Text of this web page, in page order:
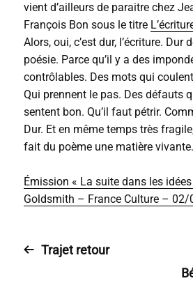
vient d’ailleurs de paraitre chez
François Bon sous le titre
Alors, oui, c’est dur, l’écriture. Dur
poésie. Parce qu’il y a des
contrôlables. Des mots qui
Qui prennent le pas. Des défauts
sentent bon. Qu’il faut pétrir.
Dur. Et en même temps très
fait du poème une matière
Émission « La suite dans les
Goldsmith – France Culture –
Trajet retour